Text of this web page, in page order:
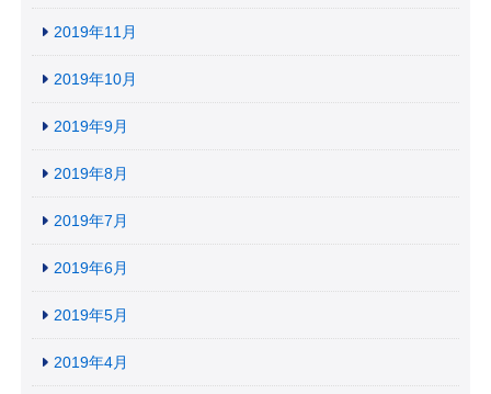
2019年11月
2019年10月
2019年9月
2019年8月
2019年7月
2019年6月
2019年5月
2019年4月